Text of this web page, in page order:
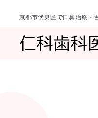
京都市伏見区で口臭治療・